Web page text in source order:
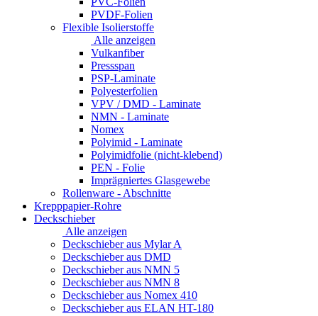
PVDF-Folien
Flexible Isolierstoffe
Alle anzeigen
Vulkanfiber
Pressspan
PSP-Laminate
Polyesterfolien
VPV / DMD - Laminate
NMN - Laminate
Nomex
Polyimid - Laminate
Polyimidfolie (nicht-klebend)
PEN - Folie
Imprägniertes Glasgewebe
Rollenware - Abschnitte
Krepppapier-Rohre
Deckschieber
Alle anzeigen
Deckschieber aus Mylar A
Deckschieber aus DMD
Deckschieber aus NMN 5
Deckschieber aus NMN 8
Deckschieber aus Nomex 410
Deckschieber aus ELAN HT-180